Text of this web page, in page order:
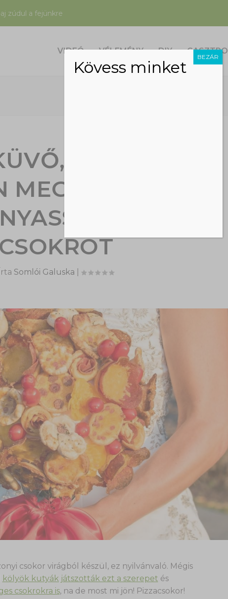
zúdul a fejünkre
VIDEÓ VÉLEMÉNY DIY GASZTRO
AMINEK A
MEGESSZÜK A
CSOKROT
Somlói Galuska
csokor virágból készül, ez nyilvánvaló. Mégis
kölyök kutyák játszották ezt a szerepet és
csokrokra is, na de most mi jön! Pizzacsokor!
Kövess minket
BEZÁR